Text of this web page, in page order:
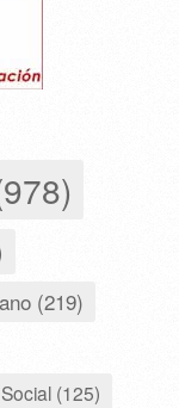
(219)
(125)